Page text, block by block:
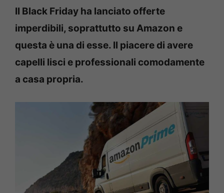
Il Black Friday ha lanciato offerte
imperdibili, soprattutto su Amazon e
questa è una di esse. Il piacere di avere
capelli lisci e professionali comodamente
a casa propria.